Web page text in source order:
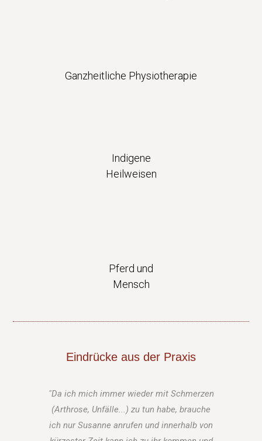
Ganzheitliche Physiotherapie
Indigene
Heilweisen
Pferd und
Mensch
Eindrücke aus der Praxis
"Da ich mich immer wieder mit Schmerzen
(Arthrose, Unfälle...) zu tun habe, brauche
ich nur Susanne anrufen und innerhalb von